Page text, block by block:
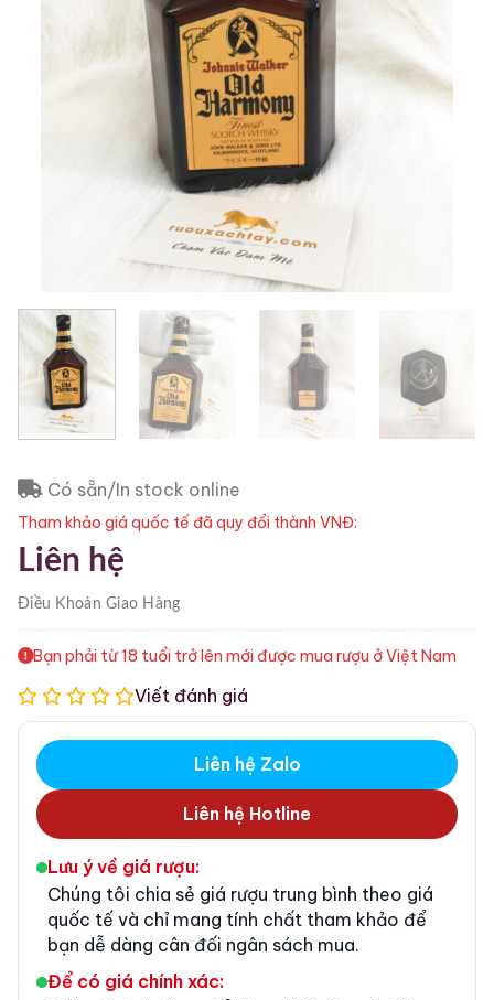
Có sẵn/In stock online
Tham khảo giá quốc tế đã quy đổi thành VNĐ:
Liên hệ
Điều KhoảnGiao Hàng
Bạn phải từ 18 tuổi trở lên mới được mua rượu ở Việt Nam
Viết đánh giá
Liên hệ Zalo
Liên hệ Hotline
Lưu ý về giá rượu:
Chúng tôi chia sẻ giá rượu trung bình theo giá
quốc tế và chỉ mang tính chất tham khảo để
bạn dễ dàng cân đối ngân sách mua.
Để có giá chính xác: